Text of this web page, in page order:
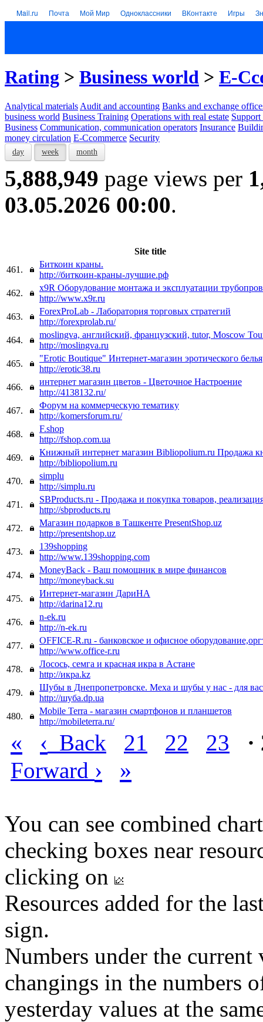
Mail.ru Почта Мой Мир Одноклассники ВКонтакте Игры
Rating > Business world > E-
Analytical materials Audit and accounting Banks and exchange
business world Business Training Operations with real estate Support
Business Communication, communication operators Insurance
money circulation E-Ccommerce Security
day week month
5,888,949 page views per
03.05.2026 00:00.
Site title
461.
Биткоин краны.
http://биткоин-краны-лучшие.рф
462.
x9R Оборудование монтажа и эксплуатации
http://www.x9r.ru
463.
ForexProLab - Лаборатория торговых стратегий
http://forexprolab.ru/
464.
moslingva, английский, французский, tutor, Moscow
http://moslingva.ru
465.
"Erotic Boutique" Интернет-магазин эротического белья
http://erotic38.ru
466.
интернет магазин цветов - Цветочное Настроение
http://4138132.ru/
467.
Форум на коммерческую тематику
http://komersforum.ru/
468.
F.shop
http://fshop.com.ua
469.
Книжный интернет магазин Bibliopolium.ru Продажа
http://bibliopolium.ru
470.
simplu
http://simplu.ru
471.
SBProducts.ru - Продажа и покупка товаров,
http://sbproducts.ru
472.
Магазин подарков в Ташкенте PresentShop.uz
http://presentshop.uz
473.
139shopping
http://www.139shopping.com
474.
MoneyBack - Ваш помощник в мире финансов
http://moneyback.su
475.
Интернет-магазин ДариНА
http://darina12.ru
476.
n-ek.ru
http://n-ek.ru
477.
OFFICE-R.ru - банковское и офисное
http://www.office-r.ru
478.
Лосось, семга и красная икра в Астане
http://икра.kz
479.
Шубы в Днепропетровске. Меха и шубы у нас - для вас
http://шуба.dp.ua
480.
Mobile Terra - магазин смартфонов и планшетов
http://mobileterra.ru/
« ‹ Back 21 22 23
Forward › »
You can see combined
checking boxes near
clicking on
Resources added for the
sign.
Numbers under the
changings in the numbers
yesterday values at the